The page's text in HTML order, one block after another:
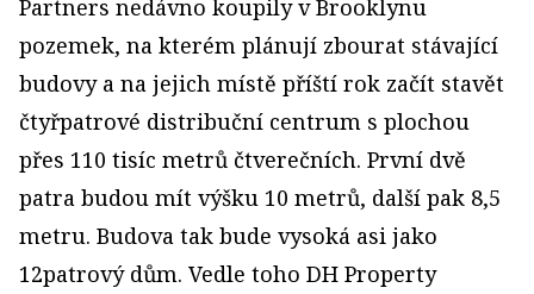
Partners nedávno koupily v Brooklynu
pozemek, na kterém plánují zbourat stávající
budovy a na jejich místě příští rok začít stavět
čtyřpatrové distribuční centrum s plochou
přes 110 tisíc metrů čtverečních. První dvě
patra budou mít výšku 10 metrů, další pak 8,5
metru. Budova tak bude vysoká asi jako
12patrový dům. Vedle toho DH Property